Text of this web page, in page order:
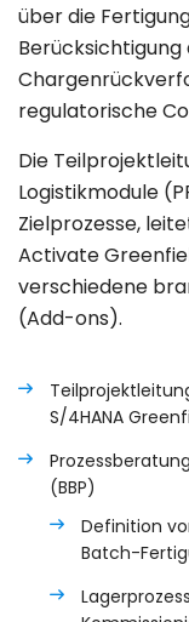
über die
regulatorische
Die
Logistikmodule
Zielprozesse,
Activate
verschiedene
(Add-ons).
S/4HANA
(BBP)
Definition
Batch-